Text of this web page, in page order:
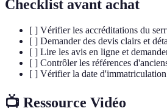
Checklist avant achat
[ ] Vérifier les accréditations du
[ ] Demander des devis clairs et
[ ] Lire les avis en ligne et
[ ] Contrôler les références
[ ] Vérifier la date
📺 Ressource Vidéo